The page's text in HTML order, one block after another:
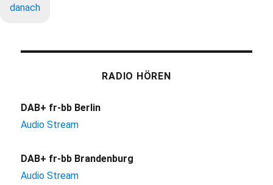
danach
RADIO HÖREN
DAB+ fr-bb Berlin
Audio Stream
DAB+ fr-bb Brandenburg
Audio Stream